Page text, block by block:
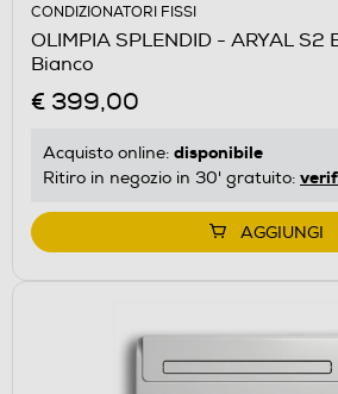
CONDIZIONATORI FISSI
OLIMPIA SPLENDID - ARYAL S2
Bianco
€ 399,00
Acquisto online: disponibile
Ritiro in negozio in 30' gratuito:
AGGIUNGI